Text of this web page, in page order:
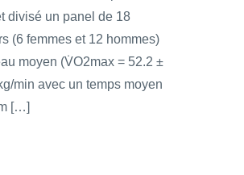
divisé un panel de 18
(6 femmes et 12 hommes)
moyen (V̇O2max = 52.2 ±
min avec un temps moyen
[…]